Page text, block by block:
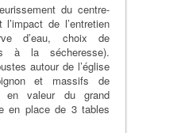
du centre-
de l’entretien
d’eau, choix de
à la sécheresse).
autour de l’église
et massifs de
en valeur du grand
en place de 3 tables